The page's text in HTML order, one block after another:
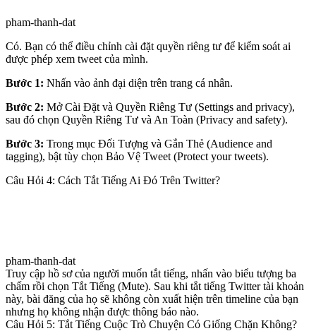
pham-thanh-dat
Có. Bạn có thể điều chỉnh cài đặt quyền riêng tư để kiểm soát ai
được phép xem tweet của mình.
Bước 1: Nhấn vào ảnh đại diện trên trang cá nhân.
Bước 2: Mở Cài Đặt và Quyền Riêng Tư (Settings and privacy),
sau đó chọn Quyền Riêng Tư và An Toàn (Privacy and safety).
Bước 3: Trong mục Đối Tượng và Gắn Thẻ (Audience and
tagging), bật tùy chọn Bảo Vệ Tweet (Protect your tweets).
Câu Hỏi 4: Cách Tắt Tiếng Ai Đó Trên Twitter?
pham-thanh-dat
Truy cập hồ sơ của người muốn tắt tiếng, nhấn vào biểu tượng ba
chấm rồi chọn Tắt Tiếng (Mute). Sau khi tắt tiếng Twitter tài khoản
này, bài đăng của họ sẽ không còn xuất hiện trên timeline của bạn
nhưng họ không nhận được thông báo nào.
Câu Hỏi 5: Tắt Tiếng Cuộc Trò Chuyện Có Giống Chặn Không?